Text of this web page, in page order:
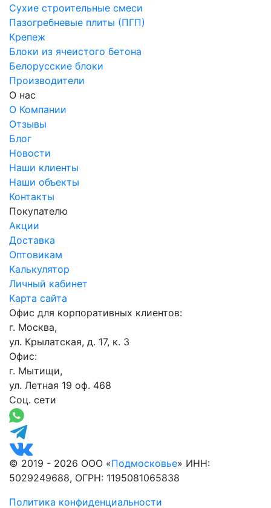
Сухие строительные смеси
Пазогребневые плиты (ПГП)
Крепеж
Блоки из ячеистого бетона
Белорусские блоки
Производители
О нас
О Компании
Отзывы
Блог
Новости
Наши клиенты
Наши объекты
Контакты
Покупателю
Акции
Доставка
Оптовикам
Калькулятор
Личный кабинет
Карта сайта
Офис для корпоративных клиентов:
г. Москва,
ул. Крылатская, д. 17, к. 3
Офис:
г. Мытищи,
ул. Летная 19 оф. 468
Соц. сети
© 2019 - 2026 ООО «Подмосковье» ИНН:
5029249688, ОГРН: 1195081065838
Политика конфиденциальности